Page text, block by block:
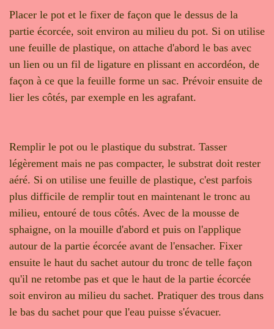
Placer le pot et le fixer de façon que le dessus de la
partie écorcée, soit environ au milieu du pot. Si on utilise
une feuille de plastique, on attache d'abord le bas avec
un lien ou un fil de ligature en plissant en accordéon, de
façon à ce que la feuille forme un sac. Prévoir ensuite de
lier les côtés, par exemple en les agrafant.
Remplir le pot ou le plastique du substrat. Tasser
légèrement mais ne pas compacter, le substrat doit rester
aéré. Si on utilise une feuille de plastique, c'est parfois
plus difficile de remplir tout en maintenant le tronc au
milieu, entouré de tous côtés. Avec de la mousse de
sphaigne, on la mouille d'abord et puis on l'applique
autour de la partie écorcée avant de l'ensacher. Fixer
ensuite le haut du sachet autour du tronc de telle façon
qu'il ne retombe pas et que le haut de la partie écorcée
soit environ au milieu du sachet. Pratiquer des trous dans
le bas du sachet pour que l'eau puisse s'évacuer.